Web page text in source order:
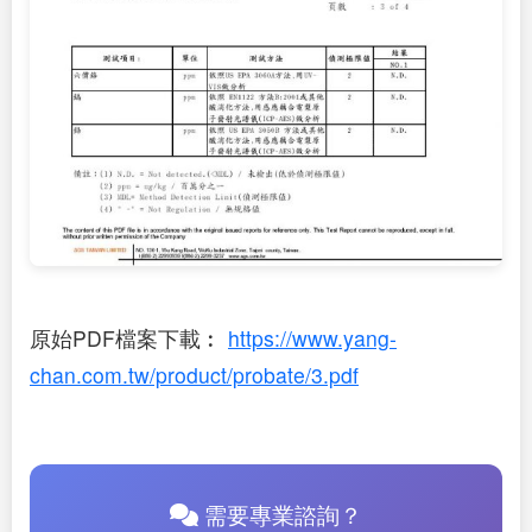
原始PDF檔案下載︰ https://www.yang-
chan.com.tw/product/probate/3.pdf
需要專業諮詢？